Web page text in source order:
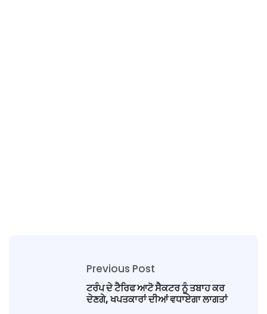
Previous Post
ਟਰੰਪ ਦੇ ਟੈਰਿਫ ਆਟੋ ਸੈਕਟਰ ਨੂੰ ਤਬਾਹ ਕਰ
ਦੇਣਗੇ, ਖਪਤਕਾਰਾਂ ਦੀਆਂ ਵਧਾਏਗਾ ਲਾਗਤਾਂ